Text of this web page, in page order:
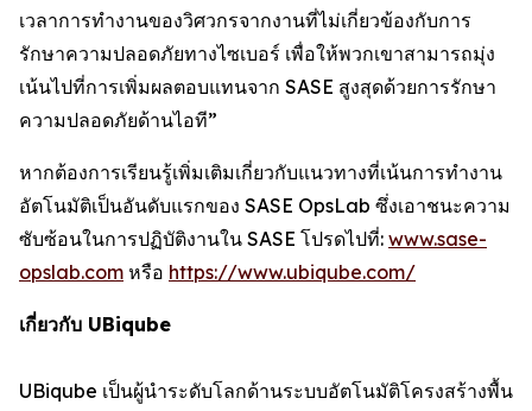
เวลาการทำงานของวิศวกรจากงานที่ไม่เกี่ยวข้องกับการ
รักษาความปลอดภัยทางไซเบอร์ เพื่อให้พวกเขาสามารถมุ่ง
เน้นไปที่การเพิ่มผลตอบแทนจาก SASE สูงสุดด้วยการรักษา
ความปลอดภัยด้านไอที”
หากต้องการเรียนรู้เพิ่มเติมเกี่ยวกับแนวทางที่เน้นการทำงาน
อัตโนมัติเป็นอันดับแรกของ SASE OpsLab ซึ่งเอาชนะความ
ซับซ้อนในการปฏิบัติงานใน SASE โปรดไปที่: www.sase-
opslab.com หรือ https://www.ubiqube.com/
เกี่ยวกับ UBiqube
UBiqube เป็นผู้นำระดับโลกด้านระบบอัตโนมัติโครงสร้างพื้น